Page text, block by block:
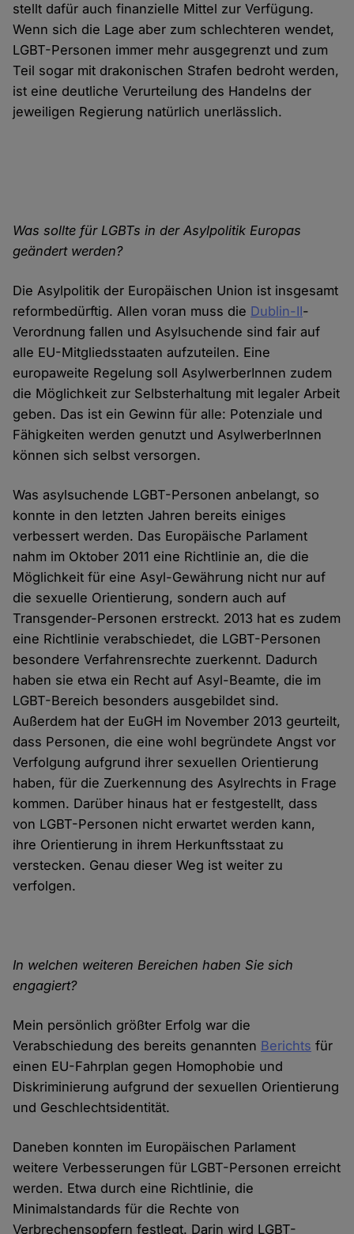
stellt dafür auch finanzielle Mittel zur Verfügung.
Wenn sich die Lage aber zum schlechteren wendet,
LGBT-Personen immer mehr ausgegrenzt und zum
Teil sogar mit drakonischen Strafen bedroht werden,
ist eine deutliche Verurteilung des Handelns der
jeweiligen Regierung natürlich unerlässlich.
Was sollte für LGBTs in der Asylpolitik Europas
geändert werden?
Die Asylpolitik der Europäischen Union ist insgesamt
reformbedürftig. Allen voran muss die Dublin-II-
Verordnung fallen und Asylsuchende sind fair auf
alle EU-Mitgliedsstaaten aufzuteilen. Eine
europaweite Regelung soll AsylwerberInnen zudem
die Möglichkeit zur Selbsterhaltung mit legaler Arbeit
geben. Das ist ein Gewinn für alle: Potenziale und
Fähigkeiten werden genutzt und AsylwerberInnen
können sich selbst versorgen.
Was asylsuchende LGBT-Personen anbelangt, so
konnte in den letzten Jahren bereits einiges
verbessert werden. Das Europäische Parlament
nahm im Oktober 2011 eine Richtlinie an, die die
Möglichkeit für eine Asyl-Gewährung nicht nur auf
die sexuelle Orientierung, sondern auch auf
Transgender-Personen erstreckt. 2013 hat es zudem
eine Richtlinie verabschiedet, die LGBT-Personen
besondere Verfahrensrechte zuerkennt. Dadurch
haben sie etwa ein Recht auf Asyl-Beamte, die im
LGBT-Bereich besonders ausgebildet sind.
Außerdem hat der EuGH im November 2013 geurteilt,
dass Personen, die eine wohl begründete Angst vor
Verfolgung aufgrund ihrer sexuellen Orientierung
haben, für die Zuerkennung des Asylrechts in Frage
kommen. Darüber hinaus hat er festgestellt, dass
von LGBT-Personen nicht erwartet werden kann,
ihre Orientierung in ihrem Herkunftsstaat zu
verstecken. Genau dieser Weg ist weiter zu
verfolgen.
In welchen weiteren Bereichen haben Sie sich
engagiert?
Mein persönlich größter Erfolg war die
Verabschiedung des bereits genannten Berichts für
einen EU-Fahrplan gegen Homophobie und
Diskriminierung aufgrund der sexuellen Orientierung
und Geschlechtsidentität.
Daneben konnten im Europäischen Parlament
weitere Verbesserungen für LGBT-Personen erreicht
werden. Etwa durch eine Richtlinie, die
Minimalstandards für die Rechte von
Verbrechensopfern festlegt. Darin wird LGBT-